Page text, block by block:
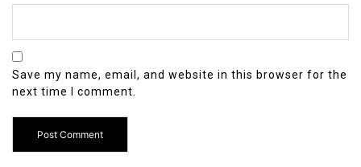
Save my name, email, and website in this browser for the
next time I comment.